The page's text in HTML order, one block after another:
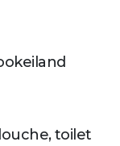
toilet